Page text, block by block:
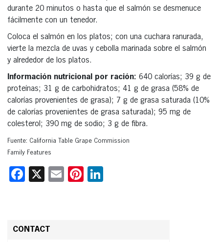
durante 20 minutos o hasta que el salmón se desmenuce
fácilmente con un tenedor.
Coloca el salmón en los platos; con una cuchara ranurada,
vierte la mezcla de uvas y cebolla marinada sobre el salmón
y alrededor de los platos.
Información nutricional por ración: 640 calorías; 39 g de
proteínas; 31 g de carbohidratos; 41 g de grasa (58% de
calorías provenientes de grasa); 7 g de grasa saturada (10%
de calorías provenientes de grasa saturada); 95 mg de
colesterol; 390 mg de sodio; 3 g de fibra.
Fuente: California Table Grape Commission
Family Features
Facebook
X EmailPinterest
CONTACT